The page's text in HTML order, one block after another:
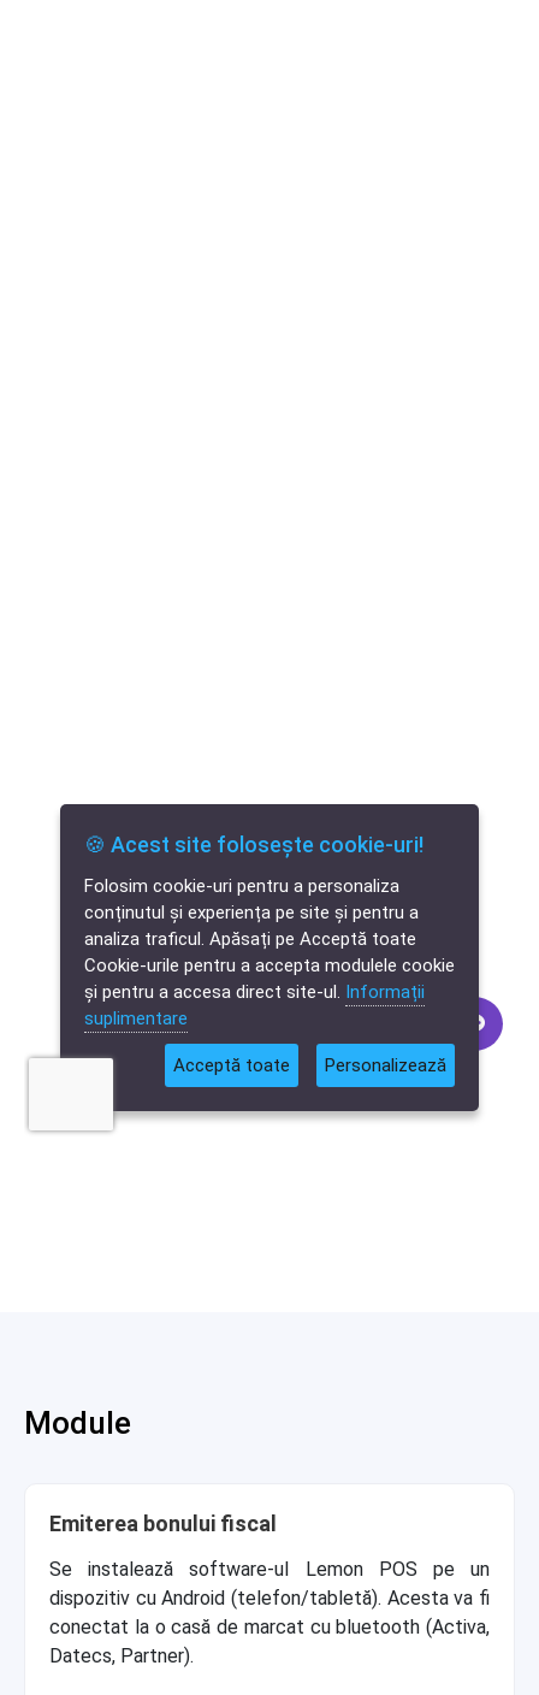
Module
Emiterea bonului fiscal
Se instalează software-ul Lemon POS pe un
dispozitiv cu Android (telefon/tabletă). Acesta va fi
conectat la o casă de marcat cu bluetooth (Activa,
Datecs, Partner).